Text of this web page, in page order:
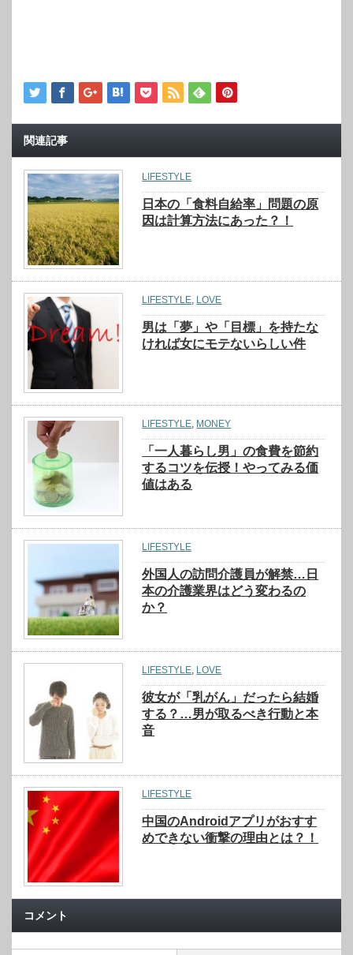
関連記事
LIFESTYLE
日本の「食料自給率」問題の原
因は計算方法にあった？！
LIFESTYLE, LOVE
男は「夢」や「目標」を持たな
ければ女にモテないらしい件
LIFESTYLE MONEY
「一人暮らし男」の食費を節約
するコツを伝授！やってみる価
値はある
LIFESTYLE
外国人の訪問介護員が解禁…日
本の介護業界はどう変わるの
か？
LIFESTYLE, LOVE
彼女が「乳がん」だったら結婚
する？…男が取るべき行動と本
音
LIFESTYLE
中国のAndroidアプリがおすす
めできない衝撃の理由とは？！
コメント